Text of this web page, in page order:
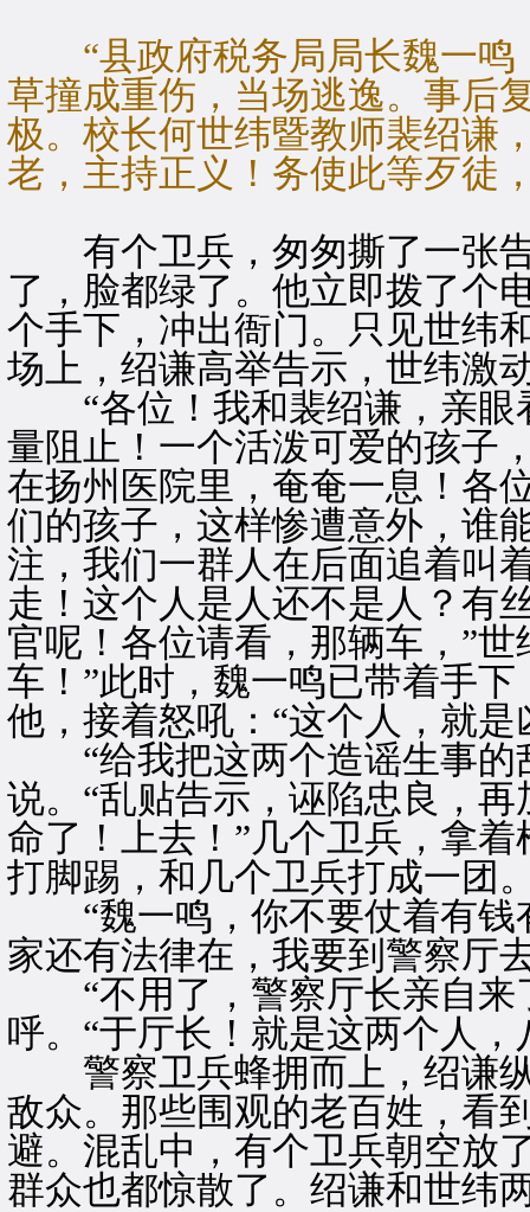
“县政府税务局局长魏一鸣
草撞成重伤，当场逃逸。事后
极。校长何世纬暨教师裴绍谦
老，主持正义！务使此等歹徒
有个卫兵，匆匆撕了一张告
了，脸都绿了。他立即拨了个
个手下，冲出衙门。只见世纬
场上，绍谦高举告示，世纬激
“各位！我和裴绍谦，亲眼
量阻止！一个活泼可爱的孩子
在扬州医院里，奄奄一息！各
们的孩子，这样惨遭意外，谁
注，我们一群人在后面追着叫
走！这个人是人还不是人？有
官呢！各位请看，那辆车，”
车！”此时，魏一鸣已带着手
他，接着怒吼：“这个人，就是
“给我把这两个造谣生事的
说。“乱贴告示，诬陷忠良，
命了！上去！”几个卫兵，拿
打脚踢，和几个卫兵打成一团
“魏一鸣，你不要仗着有钱
家还有法律在，我要到警察厅
“不用了，警察厅长亲自来
呼。“于厅长！就是这两个人，
警察卫兵蜂拥而上，绍谦纵
敌众。那些围观的老百姓，看
避。混乱中，有个卫兵朝空放
群众也都惊散了。绍谦和世纬